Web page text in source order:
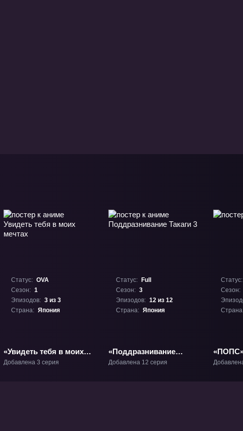
Статус: OVA
Сезон: 1
Эпизодов: 3 из 3
Страна: Япония
«Увидеть тебя в моих
мечтах» ОВА-1
Добавлена 3 серия
Статус:
Full
Сезон: 3
Эпизодов: 12 из 12
Страна: Япония
«Поддразнивание
Такаги 3» ТВ-3
Добавлена 12 серия
Статус:
Сезон: